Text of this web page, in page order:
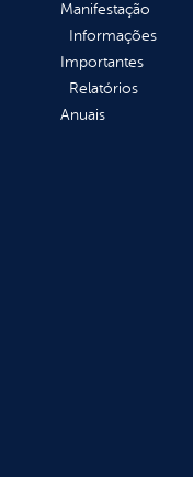
Manifestação
Informações
Importantes
Relatórios
Anuais